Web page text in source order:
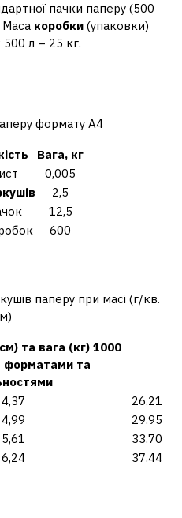
пачки паперу (500
Маса коробки(упаковки)
л – 25 кг.
формату А4
Вага, кг
0,005
2,5
12,5
600
паперу при масі (г/кв.
м)
та вага (кг) 1000
форматами та
4,37
26.21
4,99
29.95
5,61
33.70
6,24 37.44